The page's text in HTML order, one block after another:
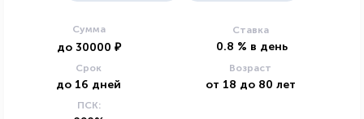
Сумма
до 30000 ₽
Ставка
0.8 % в день
Срок
до 16 дней
Возраст
от 18 до 80 лет
ПСК: